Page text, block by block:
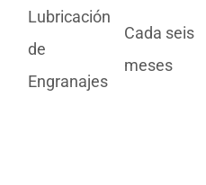
Lubricación
de
Engranajes
Cada seis
meses